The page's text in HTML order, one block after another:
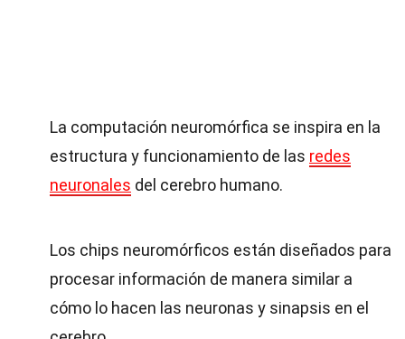
La computación neuromórfica se inspira en la
estructura y funcionamiento de las redes
neuronales del cerebro humano.
Los chips neuromórficos están diseñados para
procesar información de manera similar a
cómo lo hacen las neuronas y sinapsis en el